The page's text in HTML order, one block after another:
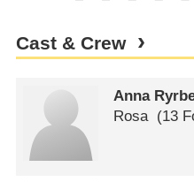
Cast & Crew
Anna
Rosa (13